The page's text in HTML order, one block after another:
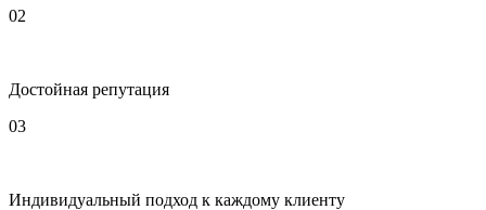
02
Достойная репутация
03
Индивидуальный подход к каждому клиенту